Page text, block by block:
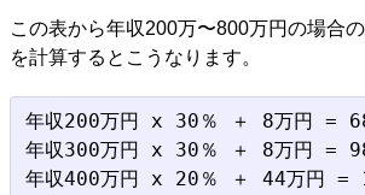
この表から年収200万〜800万円の場合
を計算するとこうなります。
年収200万円 x 30％ ＋ 8万円 =
年収300万円 x 30％ ＋ 8万円 =
年収400万円 x 20％ ＋ 44万円 =